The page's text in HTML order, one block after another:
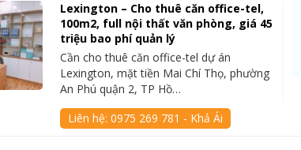
Lexington – Cho thuê căn office-tel,
100m2, full nội thất văn phòng, giá 45
triệu bao phí quản lý
Cần cho thuê căn office-tel dự án
Lexington, mặt tiền Mai Chí Thọ, phường
An Phú quận 2, TP Hồ…
Liên hệ:0975 269 781 - Khả Ái